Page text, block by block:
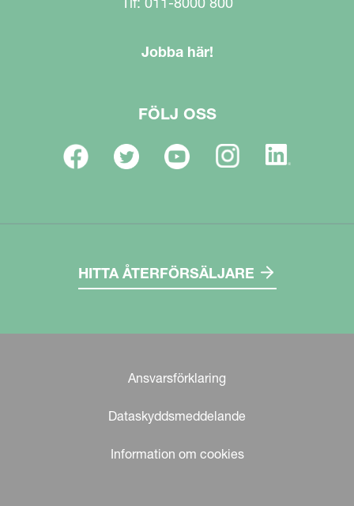
Jobba här!
FÖLJ OSS
HITTA ÅTERFÖRSÄLJARE
Ansvarsförklaring
Dataskyddsmeddelande
Information om cookies